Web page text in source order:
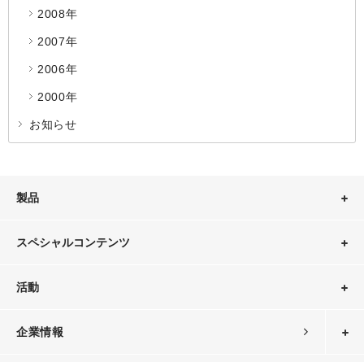
2008年
2007年
2006年
2000年
お知らせ
製品
スペシャルコンテンツ
活動
企業情報